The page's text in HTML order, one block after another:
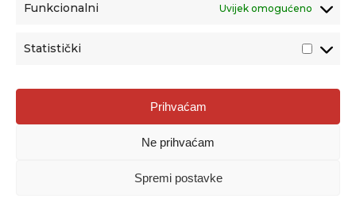
Funkcionalni Uvijek omogućeno
Statistički
Prihvaćam
Ne prihvaćam
Spremi postavke
Agencija za odgoj i obrazovanje
Donje Svetice 38, 10000 Zagreb
1778129
Prenošenje sadržaja dopušteno je uz navođenje izvora.